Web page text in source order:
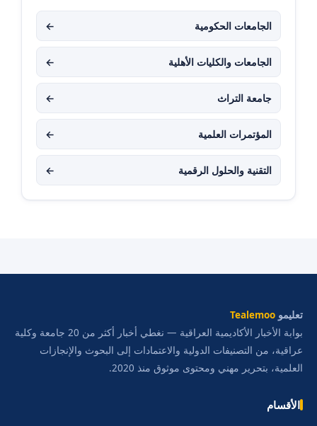
الجامعات الحكومية ←
الجامعات والكليات الأهلية ←
جامعة التراث ←
المؤتمرات العلمية ←
التقنية والحلول الرقمية ←
تعليمو Tealemoo
بوابة الأخبار الأكاديمية العراقية — نغطي أخبار أكثر من 20 جامعة وكلية
عراقية، من التصنيفات الدولية والاعتمادات إلى البحوث والإنجازات
العلمية، بتحرير مهني ومحتوى موثوق منذ 2020.
الأقسام